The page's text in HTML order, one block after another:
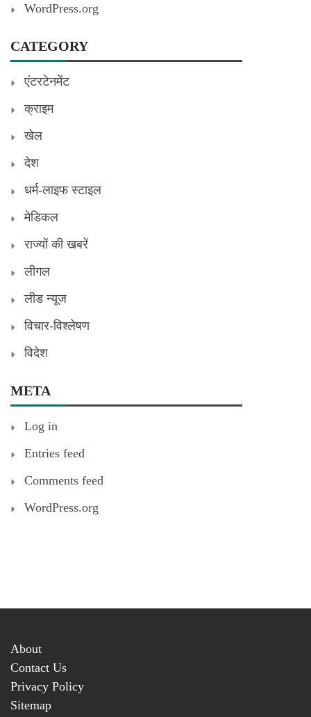
WordPress.org
CATEGORY
एंटरटेनमेंट
क्राइम
खेल
देश
धर्म-लाइफ स्टाइल
मेडिकल
राज्यों की खबरें
लीगल
लीड न्यूज
विचार-विश्लेषण
विदेश
META
Log in
Entries feed
Comments feed
WordPress.org
About
Contact Us
Privacy Policy
Sitemap